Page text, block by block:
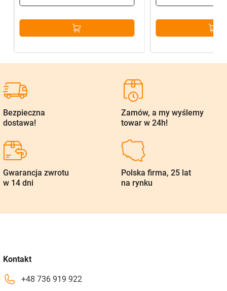
Bezpieczna
dostawa!
Zamów, a my wyślemy
towar w 24h!
Gwarancja zwrotu
w 14 dni
Polska firma, 25 lat
na rynku
Kontakt
+48 736 919 922